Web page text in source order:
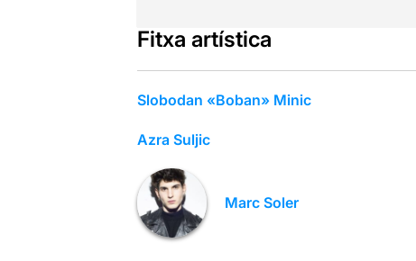
Fitxa artística
Slobodan «Boban» Minic
Azra Suljic
Marc Soler